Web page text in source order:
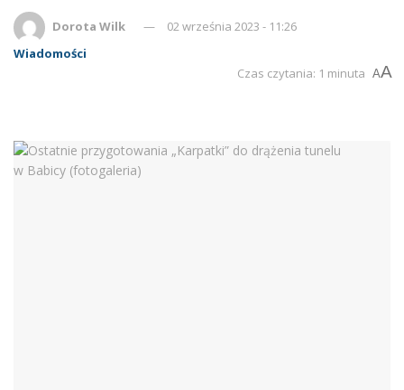
Dorota Wilk
02 września 2023 - 11:26
Wiadomości
Czas czytania: 1 minuta AA